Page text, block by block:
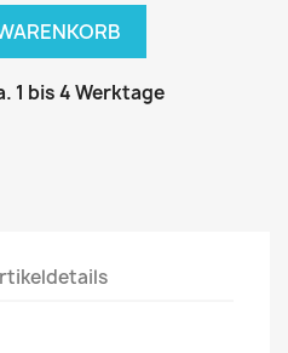
1 bis 4 Werktage